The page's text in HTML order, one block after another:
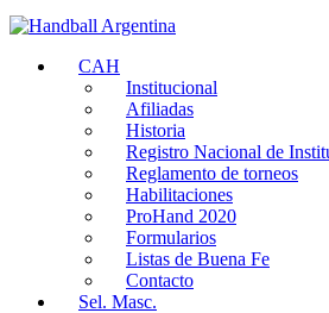
CAH
Institucional
Afiliadas
Historia
Registro Nacional de
Reglamento de torneos
Habilitaciones
ProHand 2020
Formularios
Listas de Buena Fe
Contacto
Sel. Masc.